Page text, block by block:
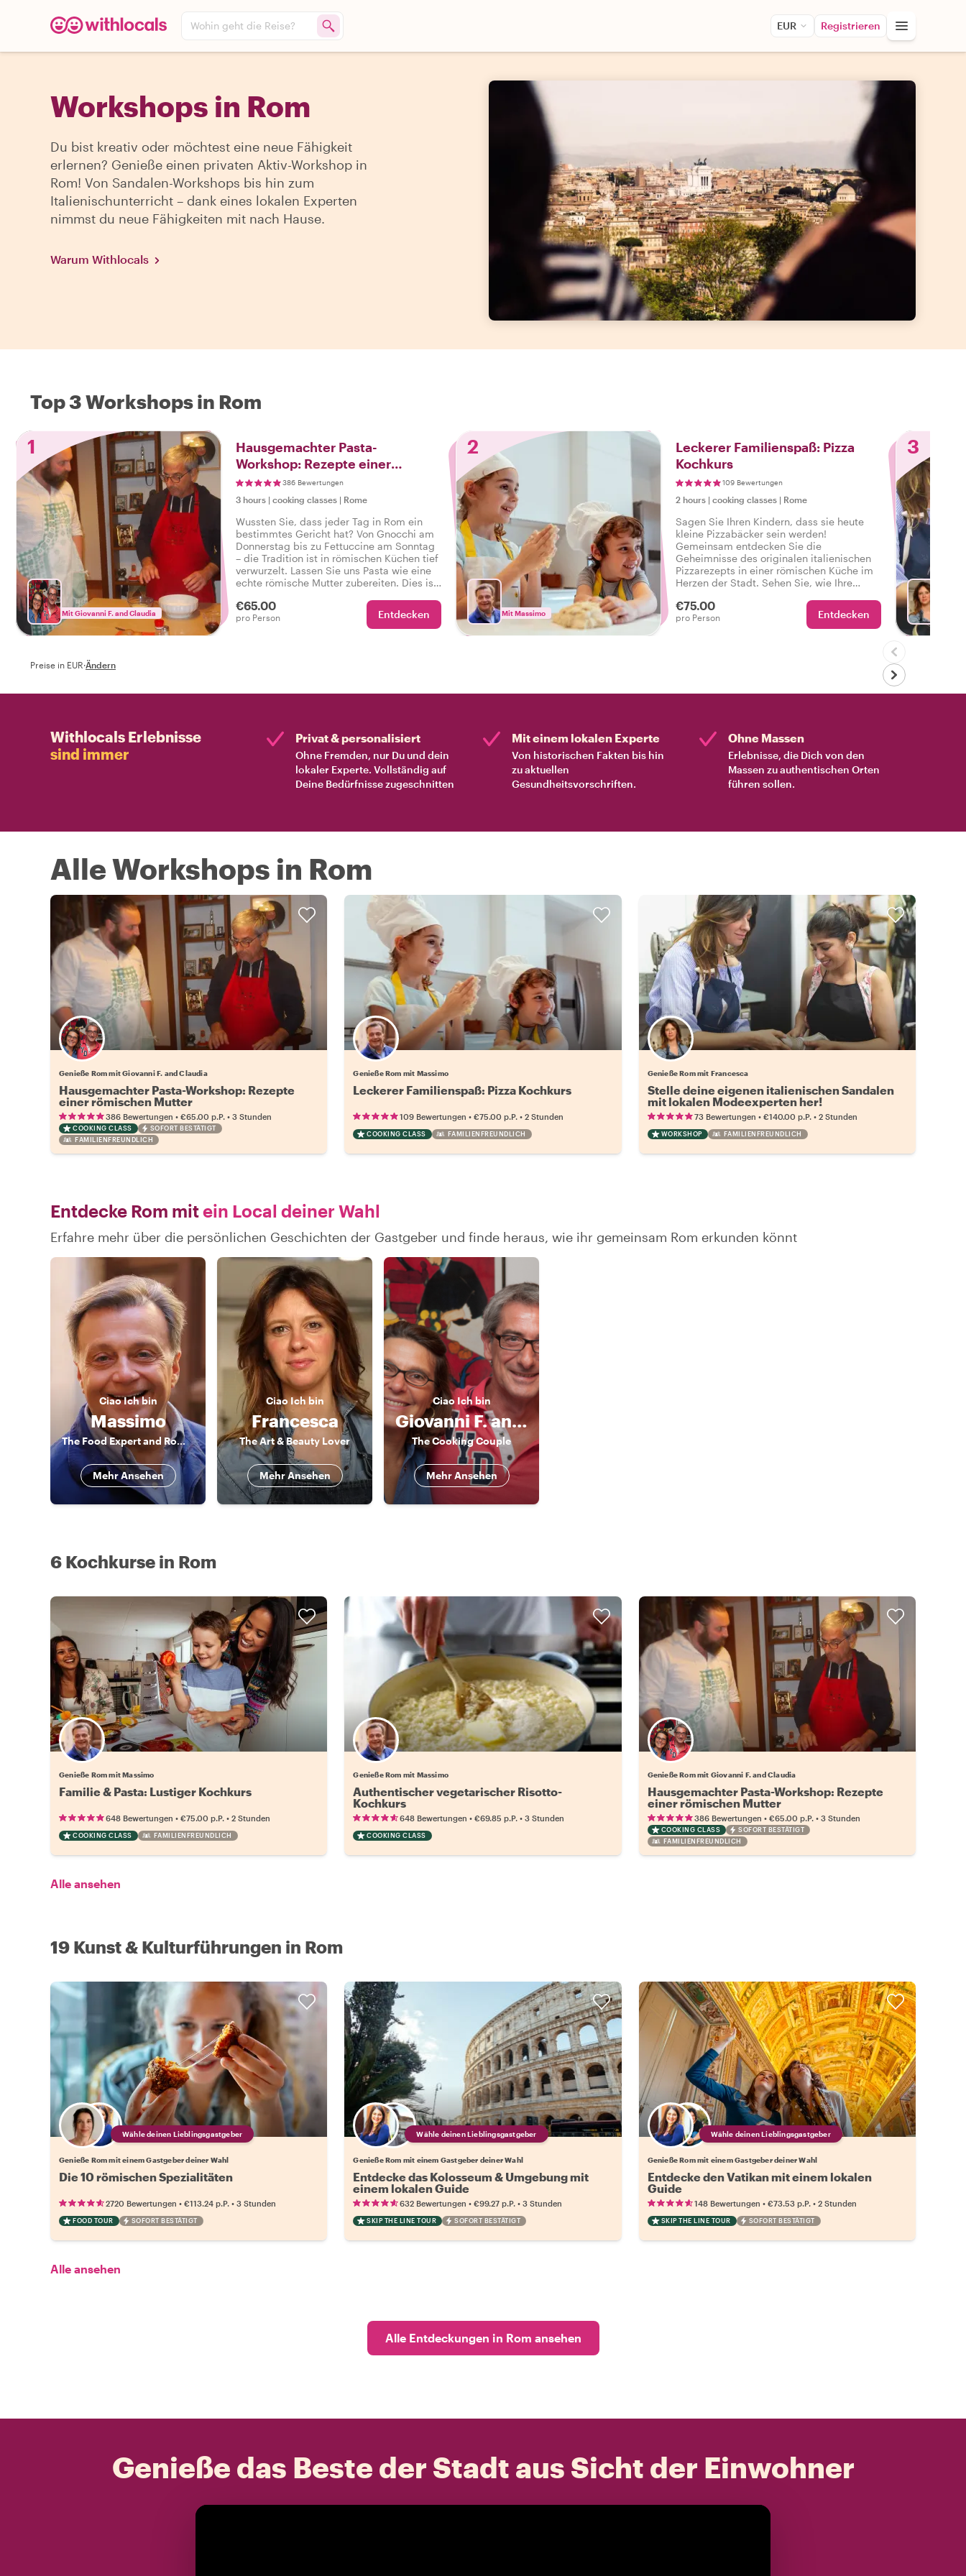
Wohin geht die Reise? EUR Registrieren
Workshops in Rom
Du bist kreativ oder möchtest eine neue Fähigkeit
erlernen? Genieße einen privaten Aktiv-Workshop in
Rom! Von Sandalen-Workshops bis hin zum
Italienischunterricht – dank eines lokalen Experten
nimmst du neue Fähigkeiten mit nach Hause.
Warum Withlocals
Top 3 Workshops in Rom
1
Mit Giovanni F. and Claudia
Hausgemachter Pasta-
Workshop: Rezepte einer
römischen Mutter
386 Bewertungen
3 hours | cooking classes | Rome
Wussten Sie, dass jeder Tag in Rom ein
bestimmtes Gericht hat? Von Gnocchi am
Donnerstag bis zu Fettuccine am Sonntag
– die Tradition ist in römischen Küchen tief
verwurzelt. Lassen Sie uns Pasta wie eine
echte römische Mutter zubereiten. Dies ist
eine Gelegenheit für Kinder, die Kunst der
römischen Küche zu erlernen.
€65.00
pro Person Entdecken
2
Mit Massimo
Leckerer Familienspaß: Pizza
Kochkurs
109 Bewertungen
2 hours | cooking classes | Rome
Sagen Sie Ihren Kindern, dass sie heute
kleine Pizzabäcker sein werden!
Gemeinsam entdecken Sie die
Geheimnisse des originalen italienischen
Pizzarezepts in einer römischen Küche im
Herzen der Stadt. Sehen Sie, wie Ihre
Ihr einzigartiges Familienpizzarezept
kreieren. Buon appetito!
€75.00
pro Person Entdecken
3
Preise in EUR·Ändern
Withlocals Erlebnisse
sind immer
Privat & personalisiert
Ohne Fremden, nur Du und dein
lokaler Experte. Vollständig auf
Deine Bedürfnisse zugeschnitten
Mit einem lokalen Experte
Von historischen Fakten bis hin
zu aktuellen
Gesundheitsvorschriften.
Ohne Massen
Erlebnisse, die Dich von den
Massen zu authentischen Orten
führen sollen.
Alle Workshops in Rom
Genieße Rom mit Giovanni F. and Claudia
Hausgemachter Pasta-Workshop: Rezepte
einer römischen Mutter
386 Bewertungen • €65.00 p.P. • 3 Stunden
COOKING CLASS
SOFORT BESTÄTIGT
FAMILIENFREUNDLICH
Genieße Rom mit Massimo
Leckerer Familienspaß: Pizza Kochkurs
109 Bewertungen •€75.00 p.P. •2 Stunden
COOKING CLASS FAMILIENFREUNDLICH
Genieße Rom mit Francesca
Stelle deine eigenen italienischen Sandalen
mit lokalen Modeexperten her!
73 Bewertungen • €140.00 p.P. • 2 Stunden
WORKSHOP FAMILIENFREUNDLICH
Entdecke Rom mitein Local deiner Wahl
Erfahre mehr über die persönlichen Geschichten der Gastgeber und finde heraus, wie ihr gemeinsam Rom erkunden könnt
CiaoIch bin
Massimo
The Food Expert and Rome connoisseur
Mehr Ansehen
CiaoIch bin
Francesca
The Art & Beauty Lover
Mehr Ansehen
Ciao Ich bin
Giovanni F. and Claudia
The Cooking Couple
Mehr Ansehen
6 Kochkurse in Rom
Genieße Rom mit Massimo
Familie & Pasta: Lustiger Kochkurs
648 Bewertungen • €75.00 p.P. • 2 Stunden
COOKING CLASS FAMILIENFREUNDLICH
Genieße Rom mit Massimo
Authentischer vegetarischer Risotto-
Kochkurs
648 Bewertungen •€69.85 p.P. •3 Stunden
COOKING CLASS
Genieße Rom mit Giovanni F. and Claudia
Hausgemachter Pasta-Workshop: Rezepte
einer römischen Mutter
386 Bewertungen • €65.00 p.P. • 3 Stunden
COOKING CLASS
SOFORT BESTÄTIGT
FAMILIENFREUNDLICH
Alle ansehen
19 Kunst & Kulturführungen in Rom
Wähle deinen Lieblingsgastgeber
Genieße Rom mit einem Gastgeber deiner Wahl
Die 10 römischen Spezialitäten
2720 Bewertungen • €113.24 p.P. • 3 Stunden
FOOD TOUR SOFORT BESTÄTIGT
Wähle deinen Lieblingsgastgeber
Genieße Rom mit einem Gastgeber deiner Wahl
Entdecke das Kolosseum & Umgebung mit
einem lokalen Guide
632 Bewertungen •€99.27 p.P. •3 Stunden
SKIP THE LINE TOUR SOFORT BESTÄTIGT
Wähle deinen Lieblingsgastgeber
Genieße Rom mit einem Gastgeber deiner Wahl
Entdecke den Vatikan mit einem lokalen
Guide
148 Bewertungen • €73.53 p.P. • 2 Stunden
SKIP THE LINE TOUR SOFORT BESTÄTIGT
Alle ansehen
Alle Entdeckungen in Rom ansehen
Genieße das Beste der Stadt aus Sicht der Einwohner